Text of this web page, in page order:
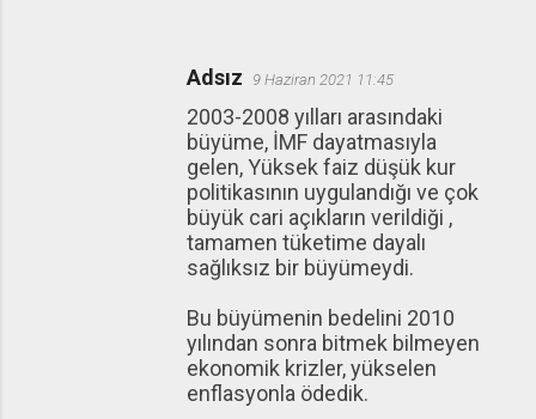
Adsız 9 Haziran 2021 11:45
2003-2008 yılları arasındaki
büyüme, İMF dayatmasıyla
gelen, Yüksek faiz düşük kur
politikasının uygulandığı ve çok
büyük cari açıkların verildiği ,
tamamen tüketime dayalı
sağlıksız bir büyümeydi.
Bu büyümenin bedelini 2010
yılından sonra bitmek bilmeyen
ekonomik krizler, yükselen
enflasyonla ödedik.